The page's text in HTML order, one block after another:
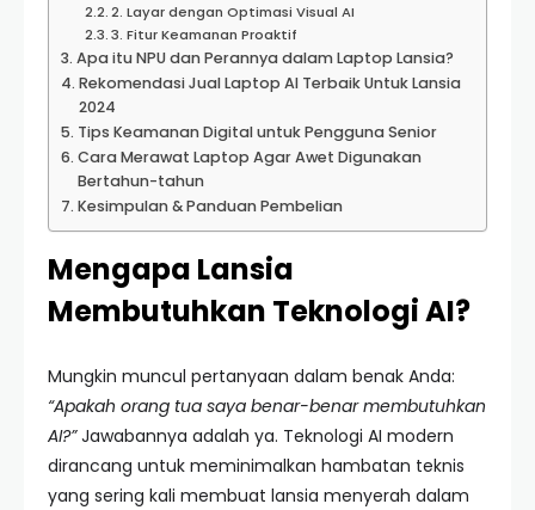
2. Layar dengan Optimasi Visual AI
3. Fitur Keamanan Proaktif
Apa itu NPU dan Perannya dalam Laptop Lansia?
Rekomendasi Jual Laptop AI Terbaik Untuk Lansia
2024
Tips Keamanan Digital untuk Pengguna Senior
Cara Merawat Laptop Agar Awet Digunakan
Bertahun-tahun
Kesimpulan & Panduan Pembelian
Mengapa Lansia
Membutuhkan Teknologi AI?
Mungkin muncul pertanyaan dalam benak Anda:
“Apakah orang tua saya benar-benar membutuhkan
AI?”Jawabannya adalah ya. Teknologi AI modern
dirancang untuk meminimalkan hambatan teknis
yang sering kali membuat lansia menyerah dalam